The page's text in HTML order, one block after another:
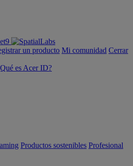
un producto Mi comunidad Cerrar
es Acer ID?
Productos sostenibles Profesional